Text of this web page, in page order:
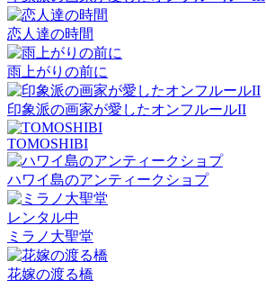
恋人達の時間
雨上がりの前に
印象派の画家が愛したオンフルールII
TOMOSHIBI
ハワイ島のアンティークショプ
レンタル中
ミラノ大聖堂
花嫁の渡る橋